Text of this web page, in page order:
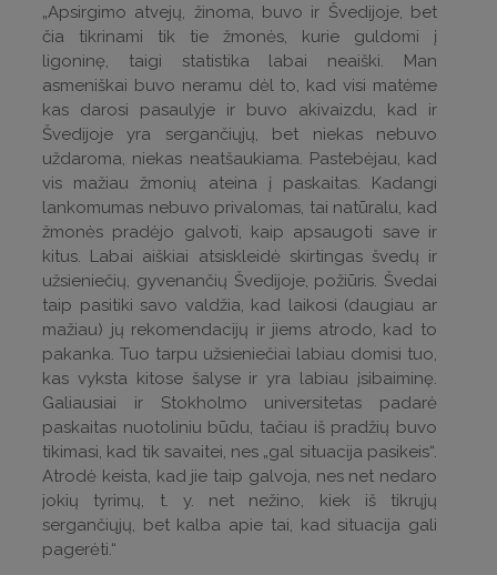
„Apsirgimo atvejų, žinoma, buvo ir Švedijoje, bet
čia tikrinami tik tie žmonės, kurie guldomi į
ligoninę, taigi statistika labai neaiški. Man
asmeniškai buvo neramu dėl to, kad visi matėme
kas darosi pasaulyje ir buvo akivaizdu, kad ir
Švedijoje yra sergančiųjų, bet niekas nebuvo
uždaroma, niekas neatšaukiama. Pastebėjau, kad
vis mažiau žmonių ateina į paskaitas. Kadangi
lankomumas nebuvo privalomas, tai natūralu, kad
žmonės pradėjo galvoti, kaip apsaugoti save ir
kitus. Labai aiškiai atsiskleidė skirtingas švedų ir
užsieniečių, gyvenančių Švedijoje, požiūris. Švedai
taip pasitiki savo valdžia, kad laikosi (daugiau ar
mažiau) jų rekomendacijų ir jiems atrodo, kad to
pakanka. Tuo tarpu užsieniečiai labiau domisi tuo,
kas vyksta kitose šalyse ir yra labiau įsibaiminę.
Galiausiai ir Stokholmo universitetas padarė
paskaitas nuotoliniu būdu, tačiau iš pradžių buvo
tikimasi, kad tik savaitei, nes „gal situacija pasikeis“.
Atrodė keista, kad jie taip galvoja, nes net nedaro
jokių tyrimų, t. y. net nežino, kiek iš tikrųjų
sergančiųjų, bet kalba apie tai, kad situacija gali
pagerėti.“